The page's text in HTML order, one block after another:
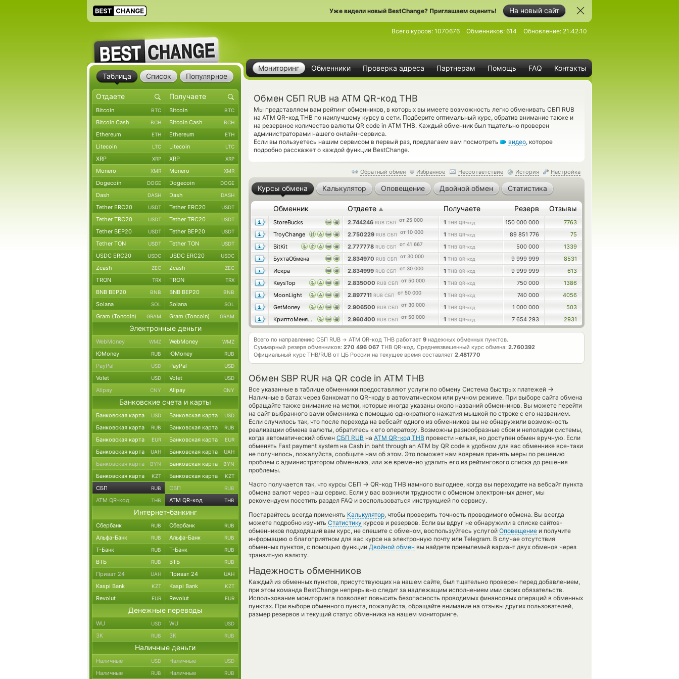
На новый сайт
Уже видели новый BestChange? Приглашаем оценить!
Мониторинг Обменники Проверка адреса Партнерам Помощь FAQ Контакты
Всего курсов: 1070676 Обменников: 614 Обновление: 21:42:10
Обмен СБП RUB на ATM QR-код THB
Мы представляем вам рейтинг обменников, в которых вы имеете возможность легко обменивать СБП RUB
на ATM QR-код THB по наилучшему курсу в сети. Подберите оптимальный курс, обратив внимание также и
на резервное количество валюты QR code in ATM THB. Каждый обменник был тщательно проверен
администраторами нашего онлайн-сервиса.
Если вы пользуетесь нашим сервисом в первый раз, предлагаем вам посмотреть
видео, которое
подробно расскажет о каждой функции BestChange.
Обратный обмен Избранное Несоответствие История Настройка
Курсы обмена Калькулятор Оповещение Двойной обмен Статистика
Обменник Отдаете ▲ Получаете Резерв Отзывы
StoreBucks 2.744246 RUB СБП от 25 000 1 THB QR-код 150 000 000
7763
TroyChange
2.750229 RUB СБП от 10 000 1 THB QR-код 89 851 776
75
BitKit
2.777778 RUB СБП от 41 667 1 THB QR-код 500 000
1339
БухтаОбмена
2.834970 RUB СБП от 30 000 1 THB QR-код 9 999 999
8531
Искра
2.834999 RUB СБП от 30 000 1 THB QR-код 9 999 999
613
KeysTop
2.835000 RUB СБП от 50 000 1 THB QR-код 750 000
1386
MoonLight
2.897711 RUB СБП от 50 000 1 THB QR-код 740 000
4056
GetMoney
2.906500 RUB СБП от 30 000 1 THB QR-код 1 000 000
503
КриптоМенялка
2.960400 RUB СБП от 50 000 1 THB QR-код 7 654 293 2931
Всего по направлению СБП RUB → ATM QR-код THB работает 9 надежных обменных пунктов.
Суммарный резерв обменников: 270 496 067 THB QR-код. Средневзвешенный курс обмена: 2.760392
Официальный курс THB/RUB от ЦБ России на текущее время составляет 2.481770
Обмен SBP RUR на QR code in ATM THB
Все указанные в таблице обменники предоставляют услуги по обмену Система быстрых платежей →
Наличные в батах через банкомат по QR-коду в автоматическом или ручном режиме. При выборе сайта обмена
обращайте также внимание на метки, которые иногда указаны около названий обменников. Вы можете перейти
на сайт выбранного вами обменника с помощью однократного нажатия мышкой по строке с его названием.
Если случилось так, что после перехода на вебсайт одного из обменников вы не обнаружили возможность
реализации обмена валюты, обратитесь к его оператору. Возможны разнообразные сбои и неполадки системы,
когда автоматический обмен СБП RUB на ATM QR-код THB провести нельзя, но доступен обмен вручную. Если
обменять Fast payment system на Cash in baht through an ATM by QR code в удобном для вас обменнике все-таки
не получилось, пожалуйста, сообщите нам об этом. Это поможет нам вовремя принять меры по решению
проблем с администратором обменника, или же временно удалить его из рейтингового списка до решения
проблемы.
Часто получается так, что курсы СБП → QR-код THB намного выгоднее, когда вы переходите на вебсайт пункта
обмена валют через наш сервис. Если у вас возникли трудности с обменом электронных денег, мы
рекомендуем посетить раздел FAQ и воспользоваться инструкцией по сервису.
Постарайтесь всегда применять Калькулятор, чтобы проверить точность проводимого обмена. Вы всегда
можете подробно изучить Статистику курсов и резервов. Если вы вдруг не обнаружили в списке сайтов-
обменников подходящий вам курс, не спешите с обменом, воспользуйтесь услугой Оповещение и получите
информацию о благоприятном для вас курсе на электронную почту или Telegram. В случае отсутствия
обменных пунктов, с помощью функции Двойной обмен вы найдете приемлемый вариант двух обменов через
транзитную валюту.
Надежность обменников
Каждый из обменных пунктов, присутствующих на нашем сайте, был тщательно проверен перед добавлением,
при этом команда BestChange непрерывно следит за надлежащим исполнением ими своих обязательств.
Использование мониторинга позволяет повысить безопасность проводимых финансовых операций в обменных
пунктах. При выборе обменного пункта, пожалуйста, обращайте внимание на отзывы других пользователей,
размер резервов и текущий статус обменника на нашем мониторинге.
Таблица Список Популярное
Bitcoin BTC Bitcoin BTC
Bitcoin Cash BCH Bitcoin Cash BCH
Ethereum ETH Ethereum ETH
Litecoin LTC Litecoin LTC
XRP XRP XRP XRP
Monero XMR Monero XMR
Dogecoin DOGE Dogecoin DOGE
Dash DASH Dash DASH
Tether ERC20 USDT Tether ERC20 USDT
Tether TRC20 USDT Tether TRC20 USDT
Tether BEP20 USDT Tether BEP20 USDT
Tether TON USDT Tether TON USDT
USDC ERC20 USDC USDC ERC20 USDC
Zcash ZEC Zcash ZEC
TRON TRX TRON TRX
BNB BEP20 BNB BNB BEP20 BNB
Solana SOL Solana SOL
Gram (Toncoin) GRAM Gram (Toncoin) GRAM
Электронные деньги
WebMoney WMZ WebMoney WMZ
ЮMoney RUB ЮMoney RUB
PayPal USD PayPal USD
Volet USD Volet USD
Alipay CNY Alipay CNY
Банковские счета и карты
Банковская карта USD Банковская карта USD
Банковская карта RUB Банковская карта RUB
Банковская карта EUR Банковская карта EUR
Банковская карта UAH Банковская карта UAH
Банковская карта BYN Банковская карта BYN
Банковская карта KZT Банковская карта KZT
СБП RUB СБП RUB
ATM QR-код THB ATM QR-код THB
Интернет-банкинг
Сбербанк RUB Сбербанк RUB
Альфа-Банк RUB Альфа-Банк RUB
Т-Банк RUB Т-Банк RUB
ВТБ RUB ВТБ RUB
Приват 24 UAH Приват 24 UAH
Kaspi Bank KZT Kaspi Bank KZT
Revolut EUR Revolut EUR
Денежные переводы
WU USD WU USD
ЗК RUB ЗК RUB
Наличные деньги
Наличные USD Наличные USD
Наличные RUB Наличные RUB